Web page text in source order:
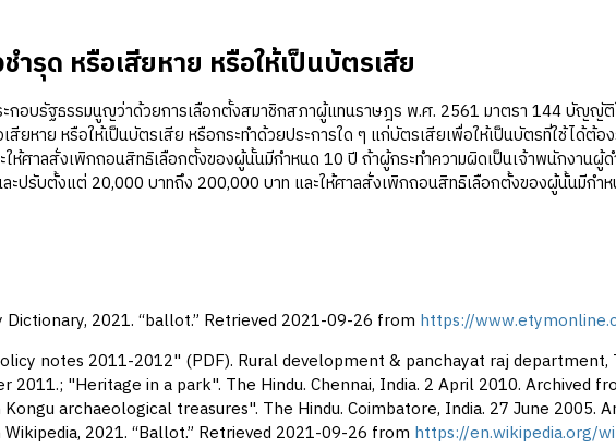
ำรุด หรือเสียหาย หรือให้เป็นบัตรเสีย
ฐธรรมนูญว่าด้วยการเลือกตั้งสมาชิกสภาผู้แทนราษฎร พ.ศ. 2561 มาตรา 144 บัญญัติใ
สียหาย หรือให้เป็นบัตรเสีย หรือกระทำด้วยประการใด ๆ แก่บัตรเสียเพื่อให้เป็นบัตรที่ใช้ได้ต้อ
ให้ศาลสั่งเพิกถอนสิทธิเลือกตั้งของผู้นั้นมีกำหนด 10 ปี ถ้าผู้กระทำความผิดเป็นเจ้าพนักงานผู้ด
ปรับตั้งแต่ 20,000 บาทถึง 200,000 บาท และให้ศาลสั่งเพิกถอนสิทธิเลือกตั้งของผู้นั้นมีกำ
2021. “ballot.” Retrieved 2021-09-26 from https://
notes 2011-2012" (PDF). Rural development & panchayat raj department,
2011.; "Heritage in a park". The Hindu. Chennai, India. 2 April 2010. Archived
archaeological treasures". The Hindu. Coimbatore, India. 27 June 2005.
Wikipedia, 2021. “Ballot.” Retrieved 2021-09-26 from https://en.wikipedia.org/